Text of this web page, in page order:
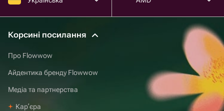
Корсині посилання
Про Flowwow
Айдентика бренду Flowwow
Медіа та партнерства
Карʼєра